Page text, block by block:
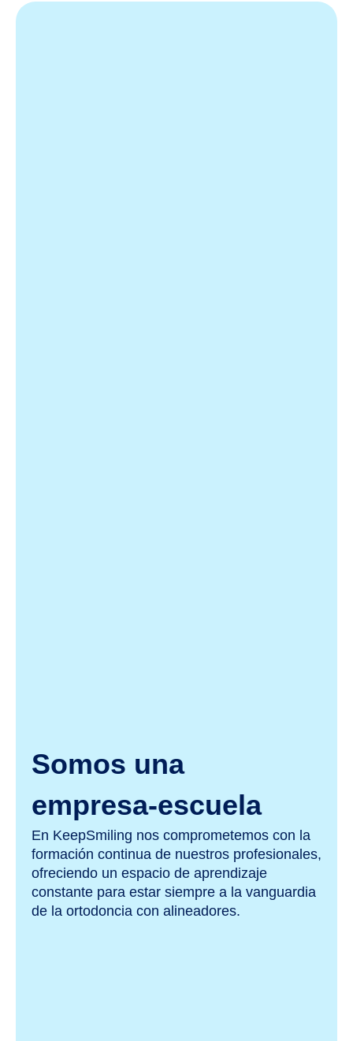
Somos una
empresa-escuela
En KeepSmiling nos comprometemos con la
formación continua de nuestros profesionales,
ofreciendo un espacio de aprendizaje
constante para estar siempre a la vanguardia
de la ortodoncia con alineadores.